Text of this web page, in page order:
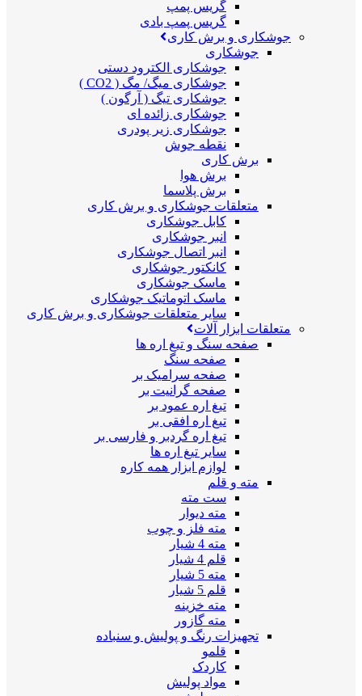
گریس پمپ
گریس پمپ بادی
جوشکاری و برش کاری
جوشکاری
جوشکاری الکترود دستی
جوشکاری میگ/ مگ ( CO2 )
جوشکاری تیگ ( آرگون )
جوشکاری زائده ای
جوشکاری زیر پودری
نقطه جوش
برش کاری
برش هوا
برش پلاسما
متعلقات جوشکاری و برش کاری
کابل جوشکاری
انبر جوشکاری
انبر اتصال جوشکاری
کانکتور جوشکاری
ماسک جوشکاری
ماسک اتوماتیک جوشکاری
سایر متعلقات جوشکاری و برش کاری
متعلقات ابزار آلات
صفحه سنگ و تیغ اره ها
صفحه سنگ
صفحه سرامیک بر
صفحه گرانیت بر
تیغ اره عمود بر
تیغ اره افقی بر
تیغ اره گردبر و فارسی بر
سایر تیغ اره ها
لوازم ابزار همه کاره
مته و قلم
ست مته
مته دیوار
مته فلز و چوب
مته 4 شیار
قلم 4 شیار
مته 5 شیار
قلم 5 شیار
مته خزینه
مته گازور
تجهیزات رنگ و پولیش و سنباده
قلمو
کاردک
مواد پولیش